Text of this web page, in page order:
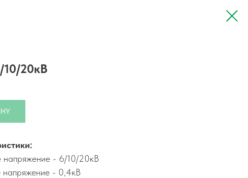
20кВ
напряжение - 6/10/20кВ
напряжение - 0,4кВ